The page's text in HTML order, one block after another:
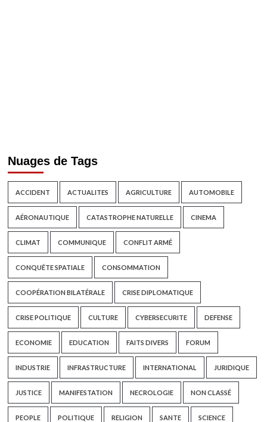
Nuages de Tags
ACCIDENT ACTUALITES AGRICULTURE AUTOMOBILE
AÉRONAUTIQUE CATASTROPHE NATURELLE CINEMA
CLIMAT COMMUNIQUE CONFLIT ARMÉ
CONQUÊTE SPATIALE CONSOMMATION
COOPÉRATION BILATÉRALE CRISE DIPLOMATIQUE
CRISE POLITIQUE CULTURE CYBERSECURITE DEFENSE
ECONOMIE EDUCATION FAITS DIVERS FORUM
INDUSTRIE INFRASTRUCTURE INTERNATIONAL JURIDIQUE
JUSTICE MANIFESTATION NECROLOGIE NON CLASSÉ
PEOPLE POLITIQUE RELIGION SANTE SCIENCE